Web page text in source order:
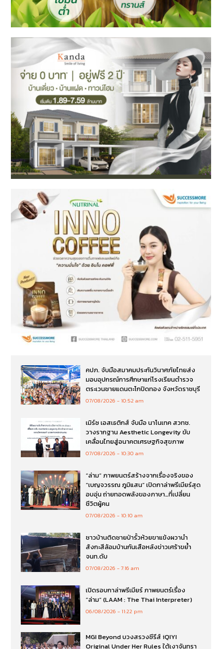
คปภ. จับมือสมาคมประกันวินาศภัยไทยส่ง
มอบอุปกรณ์การศึกษาแก่โรงเรียนตำรวจ
ตระเวนชายแดนตะโกปิดทอง จังหวัดราชบุรี
07/08/2026 10:52 am
เมิร์ซ เอสเธติกส์ จับมือ นาโนเทค สวทช.
วางรากฐาน Aesthetic Longevity ขับ
เคลื่อนไทยสู่อนาคตเศรษฐกิจสุขภาพ
07/08/2026 10:30 am
“ล่าม” ภาพยนตร์สร้างจากเรื่องจริงของ
“เบญจวรรณ ภูมิแสน” เปิดกาล่าพรีเมียร์สุด
อบอุ่น ถ่ายทอดพลังของภาษา…ที่เปลี่ยน
ชีวิตผู้คน
07/08/2026 10:10 am
ชาวบ้านติดชายป่ารั้วห้วยขาแข้งผวานำ
สังกะสีล้อมบ้านกันเสือหลังข่าวเศร้าขย้ำ
จนท.ดับ
07/08/2026 7:16 am
เปิดรอบกาล่าพรีเมียร์ ภาพยนตร์เรื่อง
”ล่าม“ (LAAM : The Thai Interpreter)
06/08/2026 11:22 pm
MGI Beyond บวงสรวงซีรีส์ iQIYI
Original Under Her Rules ใต้เงาจันทรา